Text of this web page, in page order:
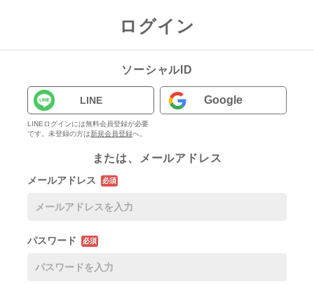
ログイン
ソーシャルID
LINE
LINEログインには無料会員登録が必要
です。未登録の方は新規会員登録へ。
Google
または、メールアドレス
メールアドレス 必須
パスワード 必須